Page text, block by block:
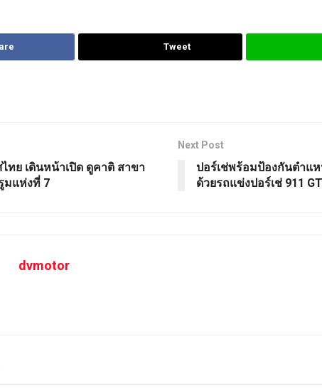
Tweet
ทย เดินหน้าเปิด ดูคาติ สาขา
มแห่งที่ 7
Next Post
ปอร์เช่พร้อมป้องกันตำแ
ด้วยรถแข่งปอร์เช่ 911
dvmotor